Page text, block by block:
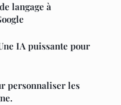
langage à
IA puissante pour
personnaliser les